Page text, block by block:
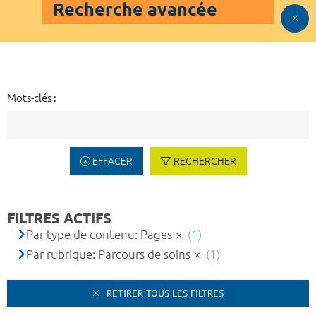
Recherche avancée
Mots-clés :
EFFACER RECHERCHER
FILTRES ACTIFS
Par type de contenu: Pages
(1)
Par rubrique: Parcours de soins
(1)
RETIRER TOUS LES FILTRES